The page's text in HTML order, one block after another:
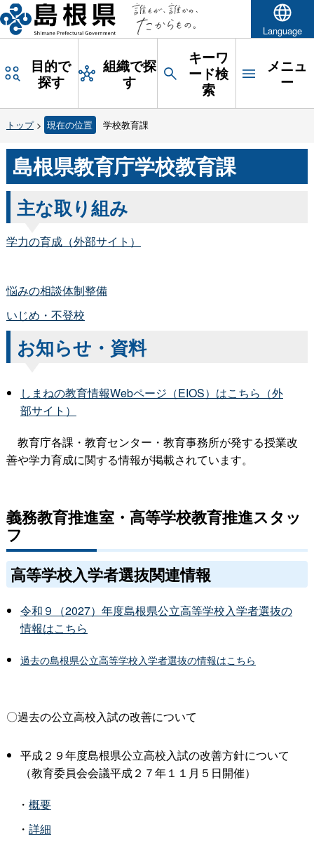
Language
目的で
探す
組織で探
す
キーワ
ード検
索
メニュ
ー
トップ> 現在の位置 学校教育課
島根県教育庁学校教育課
主な取り組み
学力の育成（外部サイト）
悩みの相談体制整備
いじめ・不登校
お知らせ・資料
しまねの教育情報Webページ（EIOS）はこちら（外
部サイト）
教育庁各課・教育センター・教育事務所が発する授業改
善や学力育成に関する情報が掲載されています。
義務教育推進室・高等学校教育推進スタッ
フ
高等学校入学者選抜関連情報
令和９（2027）年度島根県公立高等学校入学者選抜の
情報はこちら
過去の島根県公立高等学校入学者選抜の情報はこちら
〇過去の公立高校入試の改善について
平成２９年度島根県公立高校入試の改善方針について
（教育委員会会議平成２７年１１月５日開催）
・ 概要
・ 詳細